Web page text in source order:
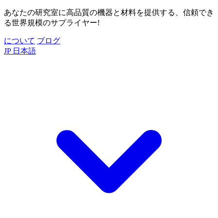
あなたの研究室に高品質の機器と材料を提供する、信頼でき
る世界規模のサプライヤー!
について ブログ
JP 日本語